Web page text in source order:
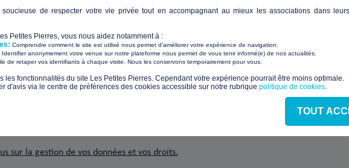
et les nouveaux projets solidaires
sur la gestion de vos données et vos droits.
Suivez-nous
soucieuse de respecter votre vie privée tout en accompagnant au mieux les associations dans
Petites Pierres, vous nous aidez notamment à :
Comprendre comment le site est utilisé nous permet d'améliorer votre expérience de navigation.
Identifier anonymement votre venue sur notre plateforme nous permet de vous tenir informé(e) de nos actualités.
de retaper vos identifiants à chaque visite. Nous les conservons temporairement pour vous.
les fonctionnalités du site Les Petites Pierres. Cependant votre expérience pourrait être moins optimale.​
d'avis via le centre de préférences des cookies accessible sur notre rubrique politique de cookies.
TOUT